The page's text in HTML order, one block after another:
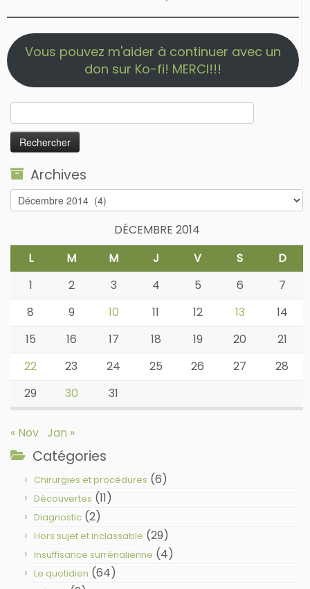
Vous pouvez m'aider à continuer avec un
don sur Ko-fi! MERCI!!!
Archives
Archives
DÉCEMBRE 2014
L
M M J V S
D
1
2 3 4 5 6
7
8
9 10 11 12 13
14
15
16 17 18 19 20
21
22
23 24 25 26 27
28
29
30 31
« Nov Jan »
Catégories
Chirurgies et procédures (6)
Découvertes (11)
Diagnostic (2)
Hors sujet et inclassable (29)
Insuffisance surrénalienne (4)
Le quotidien (64)